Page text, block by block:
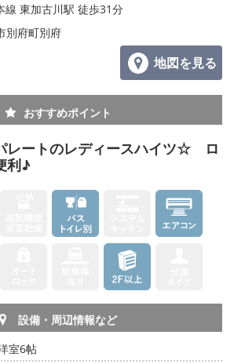
線 東加古川駅 徒歩31分
別府町別府
地図を見る
おすすめポイント
レートのレディースハイツ☆ ロ
利♪
設備・周辺情報など
室6帖